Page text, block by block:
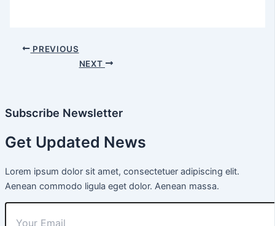
PREVIOUS
NEXT
Subscribe Newsletter
Get Updated News
Lorem ipsum dolor sit amet, consectetuer adipiscing elit.
Aenean commodo ligula eget dolor. Aenean massa.